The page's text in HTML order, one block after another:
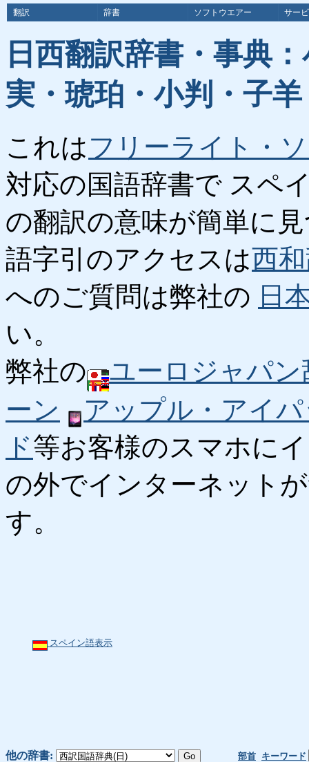
翻訳 辞書 ソフトウエアー サー
日西翻訳辞書・事典
実・琥珀・小判・子
これはフリーライト・
対応の国語辞書で スペ
の翻訳の意味が簡単に
語字引のアクセスは西
へのご質問は弊社の 日
い。
弊社の
ユーロジャパン
ーン
アップル・アイ
ド等お客様のスマホに
の外でインターネット
す。
スペイン語表示
他の辞書: 部首 キーワード